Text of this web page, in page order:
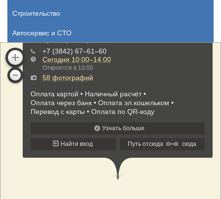
Строительство
Автосервис и СТО